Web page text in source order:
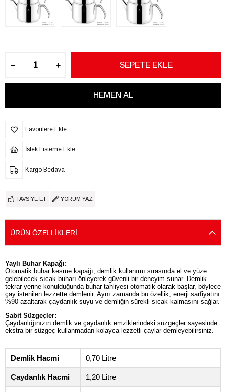
Favorilere Ekle
İstek Listeme Ekle
Kargo Bedava
TAVSIYE ET YORUM YAZ
ÜRÜN ÖZELLIKLERI
Yaylı Buhar Kapağı:
Otomatik buhar kesme kapağı, demlik kullanımı sırasında el ve yüze
gelebilecek sıcak buharı önleyerek güvenli bir deneyim sunar. Demlik
tekrar yerine konulduğunda buhar tahliyesi otomatik olarak başlar, böylece
çay istenilen lezzette demlenir. Aynı zamanda bu özellik, enerji sarfiyatını
%90 azaltarak çaydanlık suyu ve demliğin sürekli sıcak kalmasını sağlar.
Sabit Süzgeçler:
Çaydanlığınızın demlik ve çaydanlık emziklerindeki süzgeçler sayesinde
ekstra bir süzgeç kullanmadan kolayca lezzetli çaylar demleyebilirsiniz.
Demlik Hacmi 0,70 Litre
Çaydanlık Hacmi 1,20 Litre